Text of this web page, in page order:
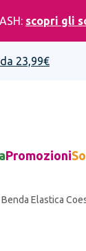
scopri gli
23,99€
Promozioni
Elastica